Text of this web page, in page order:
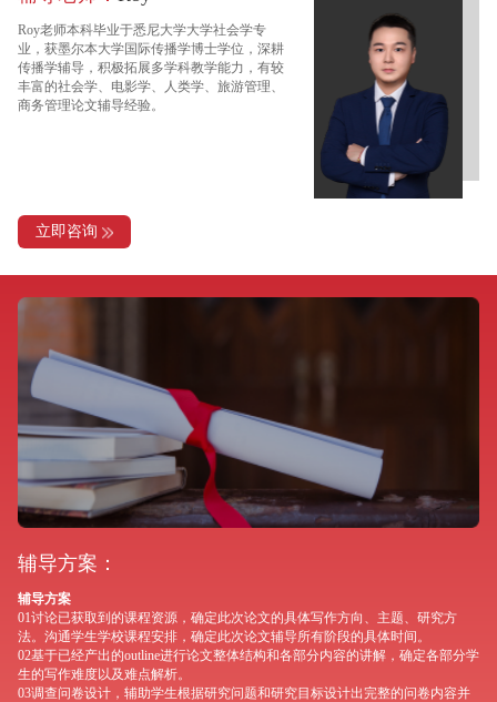
Roy老师本科毕业于悉尼大学大学社会学专
业，获墨尔本大学国际传播学博士学位，深耕
传播学辅导，积极拓展多学科教学能力，有较
丰富的社会学、电影学、人类学、旅游管理、
商务管理论文辅导经验。
立即咨询
辅导方案：
辅导方案
01讨论已获取到的课程资源，确定此次论文的具体写作方向、主题、研究方
法。沟通学生学校课程安排，确定此次论文辅导所有阶段的具体时间。
02基于已经产出的outline进行论文整体结构和各部分内容的讲解，确定各部分学
生的写作难度以及难点解析。
03调查问卷设计，辅助学生根据研究问题和研究目标设计出完整的问卷内容并